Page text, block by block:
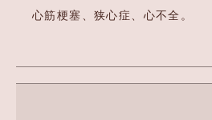
心筋梗塞、狭心症、心不全。